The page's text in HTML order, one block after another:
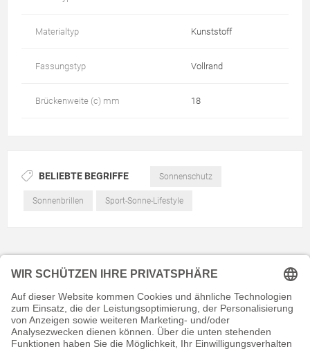
Materialtyp Kunststoff
Fassungstyp Vollrand
Brückenweite (c) mm 18
BELIEBTE BEGRIFFE Sonnenschutz
Sonnenbrillen Sport-Sonne-Lifestyle